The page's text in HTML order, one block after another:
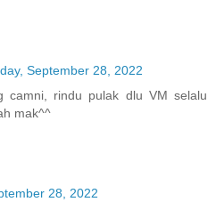
September 28, 2022
camni, rindu pulak dlu VM selalu
mak^^
28, 2022